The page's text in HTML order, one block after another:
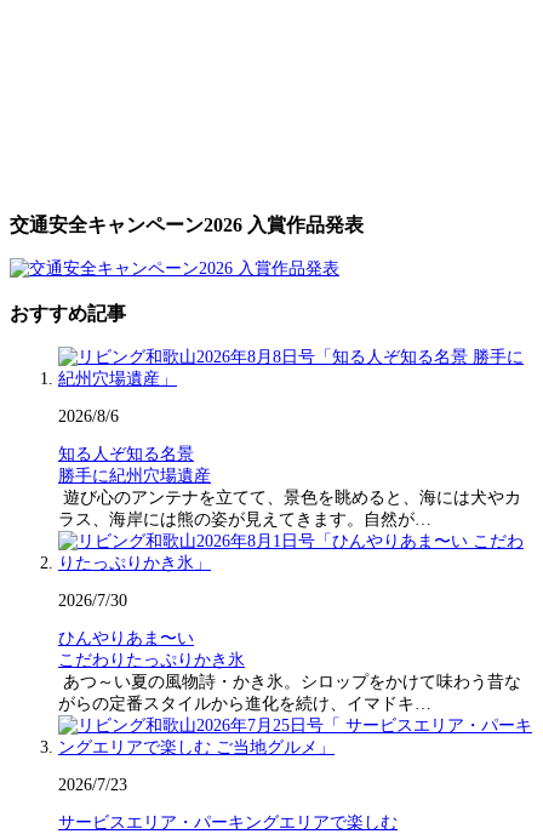
交通安全キャンペーン2026 入賞作品発表
おすすめ記事
2026/8/6
知る人ぞ知る名景
勝手に紀州穴場遺産
遊び心のアンテナを立てて、景色を眺めると、海には犬やカ
ラス、海岸には熊の姿が見えてきます。自然が…
2026/7/30
ひんやりあま〜い
こだわりたっぷりかき氷
あつ～い夏の風物詩・かき氷。シロップをかけて味わう昔な
がらの定番スタイルから進化を続け、イマドキ…
2026/7/23
サービスエリア・パーキングエリアで楽しむ